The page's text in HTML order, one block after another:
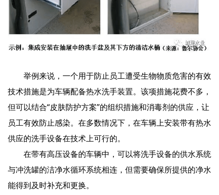
举例来说，一个用于防止员工遭受生物物质危害的有效
技术措施是为车辆配备热水洗手装置。该项措施花费不多，
但可以结合“皮肤防护方案”的组织措施和消毒剂的供应，让
员工有效防止感染。在多数情况下，在车辆上安装带有热水
供应的洗手设备在技术上可行的。
在带有高压设备的车辆中，可以将洗手设备的供水系统
与冲洗罐的洁净水循环系统相连，但需要确保所提供的净水
能得到及时补充和更换。